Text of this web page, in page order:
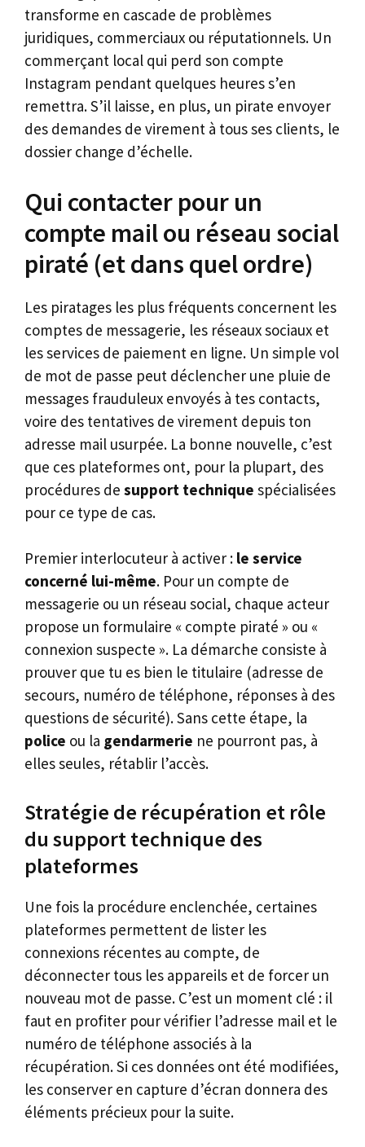
transforme en cascade de problèmes
juridiques, commerciaux ou réputationnels. Un
commerçant local qui perd son compte
Instagram pendant quelques heures s’en
remettra. S’il laisse, en plus, un pirate envoyer
des demandes de virement à tous ses clients, le
dossier change d’échelle.
Qui contacter pour un
compte mail ou réseau social
piraté (et dans quel ordre)
Les piratages les plus fréquents concernent les
comptes de messagerie, les réseaux sociaux et
les services de paiement en ligne. Un simple vol
de mot de passe peut déclencher une pluie de
messages frauduleux envoyés à tes contacts,
voire des tentatives de virement depuis ton
adresse mail usurpée. La bonne nouvelle, c’est
que ces plateformes ont, pour la plupart, des
procédures de support technique spécialisées
pour ce type de cas.
Premier interlocuteur à activer : le service
concerné lui-même. Pour un compte de
messagerie ou un réseau social, chaque acteur
propose un formulaire « compte piraté » ou «
connexion suspecte ». La démarche consiste à
prouver que tu es bien le titulaire (adresse de
secours, numéro de téléphone, réponses à des
questions de sécurité). Sans cette étape, la
police ou la gendarmerie ne pourront pas, à
elles seules, rétablir l’accès.
Stratégie de récupération et rôle
du support technique des
plateformes
Une fois la procédure enclenchée, certaines
plateformes permettent de lister les
connexions récentes au compte, de
déconnecter tous les appareils et de forcer un
nouveau mot de passe. C’est un moment clé : il
faut en profiter pour vérifier l’adresse mail et le
numéro de téléphone associés à la
récupération. Si ces données ont été modifiées,
les conserver en capture d’écran donnera des
éléments précieux pour la suite.